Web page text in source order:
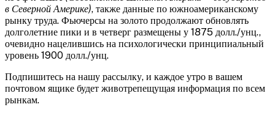
в Северной Америке), также данные по южноамериканскому
рынку труда. Фьючерсы на золото продолжают обновлять
долголетние пики и в четверг размещены у 1875 долл./унц.,
очевидно нацелившись на психологически принципиальный
уровень 1900 долл./унц.
Подпишитесь на нашу рассылку, и каждое утро в вашем
почтовом ящике будет животрепещущая информация по всем
рынкам.